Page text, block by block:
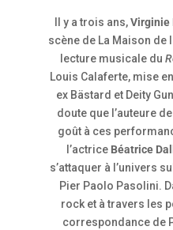
Il y a trois ans,Virginie
scène de La Maison de
lecture musicale du
Louis Calaferte, mise
ex Bästard et Deity
doute que l’auteure
goût à ces
l’actrice Béatrice
s’attaquer à l’univers
Pier Paolo Pasolini.
rock et à travers les
correspondance de